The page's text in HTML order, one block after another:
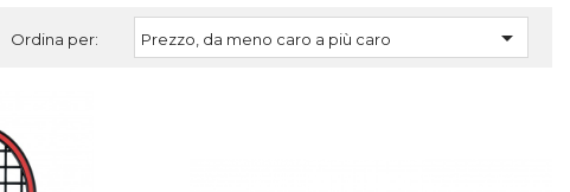
Ordina per: Prezzo, da meno caro a più caro 